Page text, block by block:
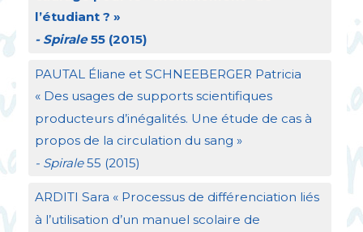
l’étudiant ? »
- Spirale55 (2015)
PAUTAL Éliane et SCHNEEBERGER Patricia
« Des usages de supports scientifiques
producteurs d’inégalités. Une étude de cas à
propos de la circulation du sang »
- Spirale55 (2015)
ARDITI Sara « Processus de différenciation liés
à l’utilisation d’un manuel scolaire de